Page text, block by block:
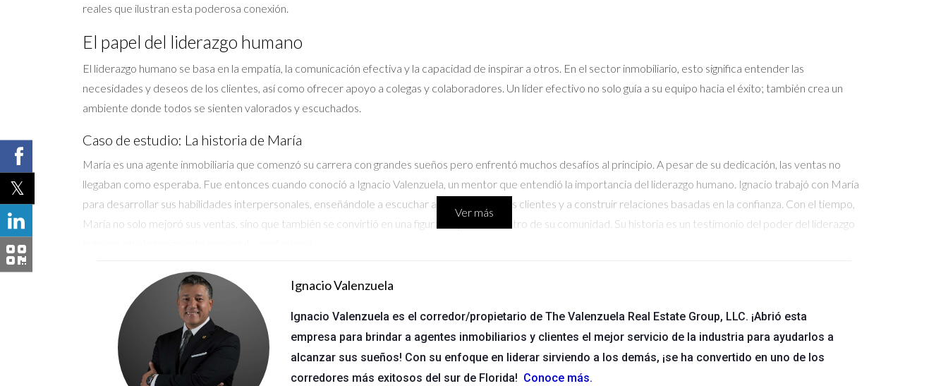
reales que ilustran esta poderosa conexión.
El papel del liderazgo humano
El liderazgo humano se basa en la empatía, la comunicación efectiva y la capacidad de inspirar a otros. En el sector inmobiliario, esto significa entender las
necesidades y deseos de los clientes, así como ofrecer apoyo a colegas y colaboradores. Un líder efectivo no solo guía a su equipo hacia el éxito; también crea un
ambiente donde todos se sienten valorados y escuchados.
Caso de estudio: La historia de María
María es una agente inmobiliaria que comenzó su carrera con grandes sueños pero enfrentó muchos desafíos al principio. A pesar de su dedicación, las ventas no
llegaban como esperaba. Fue entonces cuando conoció a Ignacio Valenzuela, un mentor que entendió la importancia del liderazgo humano. Ignacio trabajó con María
para desarrollar sus habilidades interpersonales, enseñándole a escuchar activamente a sus clientes y a construir relaciones basadas en la confianza. Con el tiempo,
María no solo mejoró sus ventas, sino que también se convirtió en una figura respetada dentro de su comunidad. Su historia es un testimonio del poder del liderazgo
Caso de estudio: La transformación de Juan
Juan era un agente experimentado pero había perdido su pasión por el trabajo. Sentía que estaba atrapado en una rutina sin fin y que sus clientes eran solo números
más en su lista. Un día decidió asistir a un taller sobre liderazgo humano impartido por Ignacio Valenzuela. Durante este taller, Juan aprendió sobre la importancia de
conectar emocionalmente con sus clientes y cómo esto podía revitalizar su carrera. Al aplicar estas enseñanzas, Juan comenzó a ver cambios significativos: sus
clientes no solo estaban más satisfechos, sino que también comenzaron a recomendarlo a amigos y familiares. Esta transformación demuestra que nunca es tarde
para redescubrir la pasión por lo que uno hace.
Ver más
Ignacio Valenzuela
Ignacio Valenzuela es el corredor/propietario de The Valenzuela Real Estate Group, LLC. ¡Abrió esta
empresa para brindar a agentes inmobiliarios y clientes el mejor servicio de la industria para ayudarlos a
alcanzar sus sueños! Con su enfoque en liderar sirviendo a los demás, ¡se ha convertido en uno de los
corredores más exitosos del sur de Florida! Conoce más.